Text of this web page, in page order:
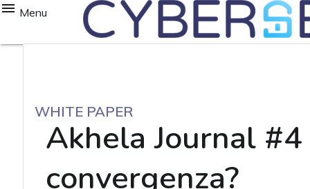
Menu
WHITE PAPER
Akhela Journal
convergenza?